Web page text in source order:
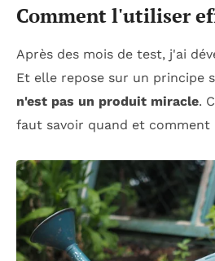
Comment l'utiliser
Après des mois de test, j'ai
Et elle repose sur un principe
n'est pas un produit miracle.
faut savoir quand et comment